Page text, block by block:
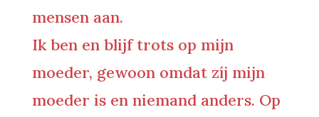
mensen aan.
Ik ben en blijf trots op mijn
moeder, gewoon omdat zíj mijn
moeder is en niemand anders. Op